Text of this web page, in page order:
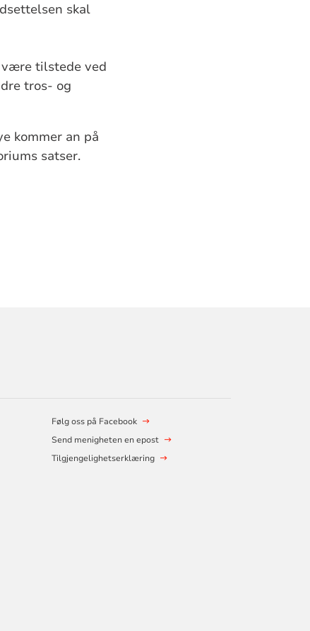
skal
tilstede ved
tros- og
kommer an på
satser.
Følg oss på Facebook
Send menigheten en epost
Tilgjengelighetserklæring